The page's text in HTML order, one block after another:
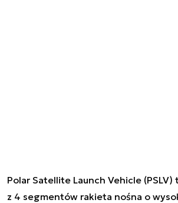
Polar Satellite Launch Vehicle (PSLV)
z 4 segmentów rakieta nośna o